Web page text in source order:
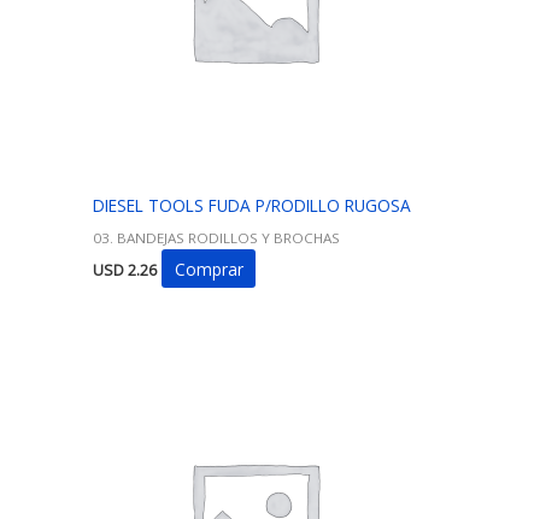
DIESEL TOOLS FUDA P/RODILLO RUGOSA
03. BANDEJAS RODILLOS Y BROCHAS
USD2.26 Comprar